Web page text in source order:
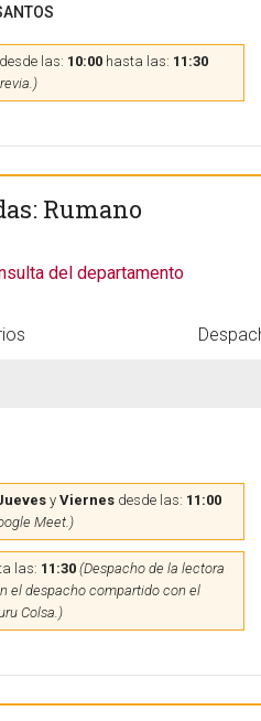
desde las: 10:00 hasta las: 11:30
Rumano
del departamento
y Viernes desde las: 11:00
Meet.)
las: 11:30 (Despacho de la lectora
el despacho compartido con el
Colsa.)